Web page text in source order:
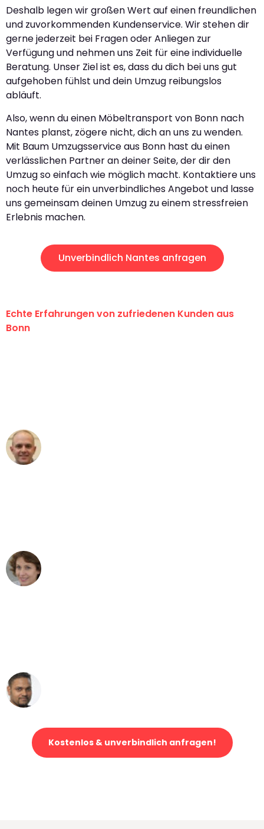
Deshalb legen wir großen Wert auf einen freundlichen
und zuvorkommenden Kundenservice. Wir stehen dir
gerne jederzeit bei Fragen oder Anliegen zur
Verfügung und nehmen uns Zeit für eine individuelle
Beratung. Unser Ziel ist es, dass du dich bei uns gut
aufgehoben fühlst und dein Umzug reibungslos
abläuft.
Also, wenn du einen Möbeltransport von Bonn nach
Nantes planst, zögere nicht, dich an uns zu wenden.
Mit Baum Umzugsservice aus Bonn hast du einen
verlässlichen Partner an deiner Seite, der dir den
Umzug so einfach wie möglich macht. Kontaktiere uns
noch heute für ein unverbindliches Angebot und lasse
uns gemeinsam deinen Umzug zu einem stressfreien
Erlebnis machen.
Unverbindlich Nantes anfragen
Echte Erfahrungen von zufriedenen Kunden aus
Bonn
Kostenlos & unverbindlich anfragen!